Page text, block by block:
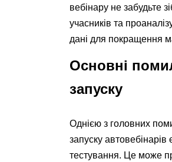
вебінару не забудьте
учасників та
дані для покращення
Основні
запуску
Однією з головних
запуску автовебінарів
тестування. Це може